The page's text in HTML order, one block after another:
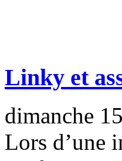
Linky et
dimanche
Lors d’une